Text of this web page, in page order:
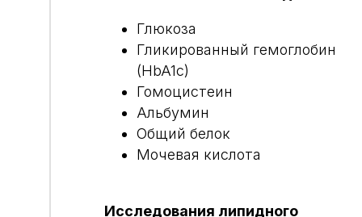
Глюкоза
Гликированный гемоглобин
(HbA1c)
Гомоцистеин
Альбумин
Общий белок
Мочевая кислота
Исследования липидного